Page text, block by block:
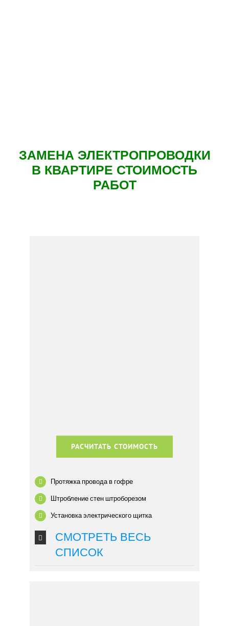
ЗАМЕНА ЭЛЕКТРОПРОВОДКИ
В КВАРТИРЕ СТОИМОСТЬ
РАБОТ
РАСЧИТАТЬ СТОИМОСТЬ
Протяжка провода в гофре
Штробление стен штроборезом
Установка электрического щитка
СМОТРЕТЬ ВЕСЬ
СПИСОК